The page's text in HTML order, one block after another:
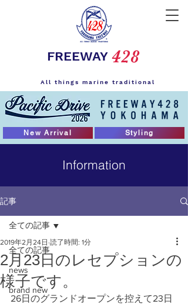
FREEWAY
All things marine traditional
428
New Arrival Styling
Information
記事
全ての記事
news
brand new
全ての記事
2月23日のレセプションの
様子です。
2019年2月24日 読了時間: 1分
26日のグランドオープンを控えて23日